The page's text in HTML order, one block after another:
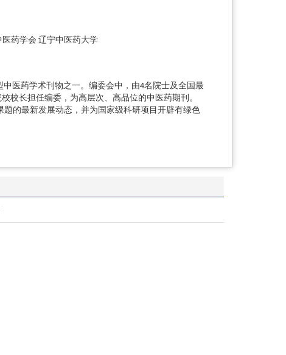
医药学会 辽宁中医药大学
医药学术刊物之一。编委会中，由4名院士及全国最
校长担任编委，为高层次、高品位的中医药期刊。
的最新发展动态，并为国家级科研项目开辟有绿色